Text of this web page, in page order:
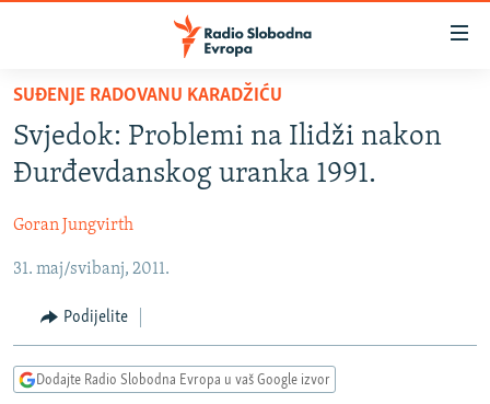
Pređite
glavni
sadržaj
na
navigaciju
Pređite
pretragu
VIJESTI
BOSNA I HERCEGOVINA
KOSOVO
CRNA GORA
VIZUELNO
FOTOGALERIJE
PODCASTI
RAT U UKRAJINI
SUĐENJE RADOVANU KARADŽIĆU
Svjedok: Problemi na Ilidži nakon
Đurđevdanskog uranka 1991.
Goran Jungvirth
31. maj/svibanj, 2011.
Podijelite
Dodajte Radio Slobodna Evropa u vaš Google izvor